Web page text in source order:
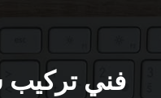
فني تركيب